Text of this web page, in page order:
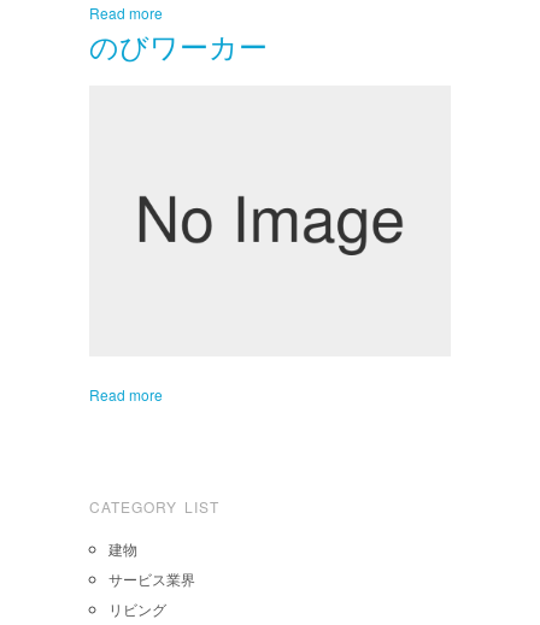
Read more
のびワーカー
Read more
CATEGORY LIST
建物
サービス業界
リビング